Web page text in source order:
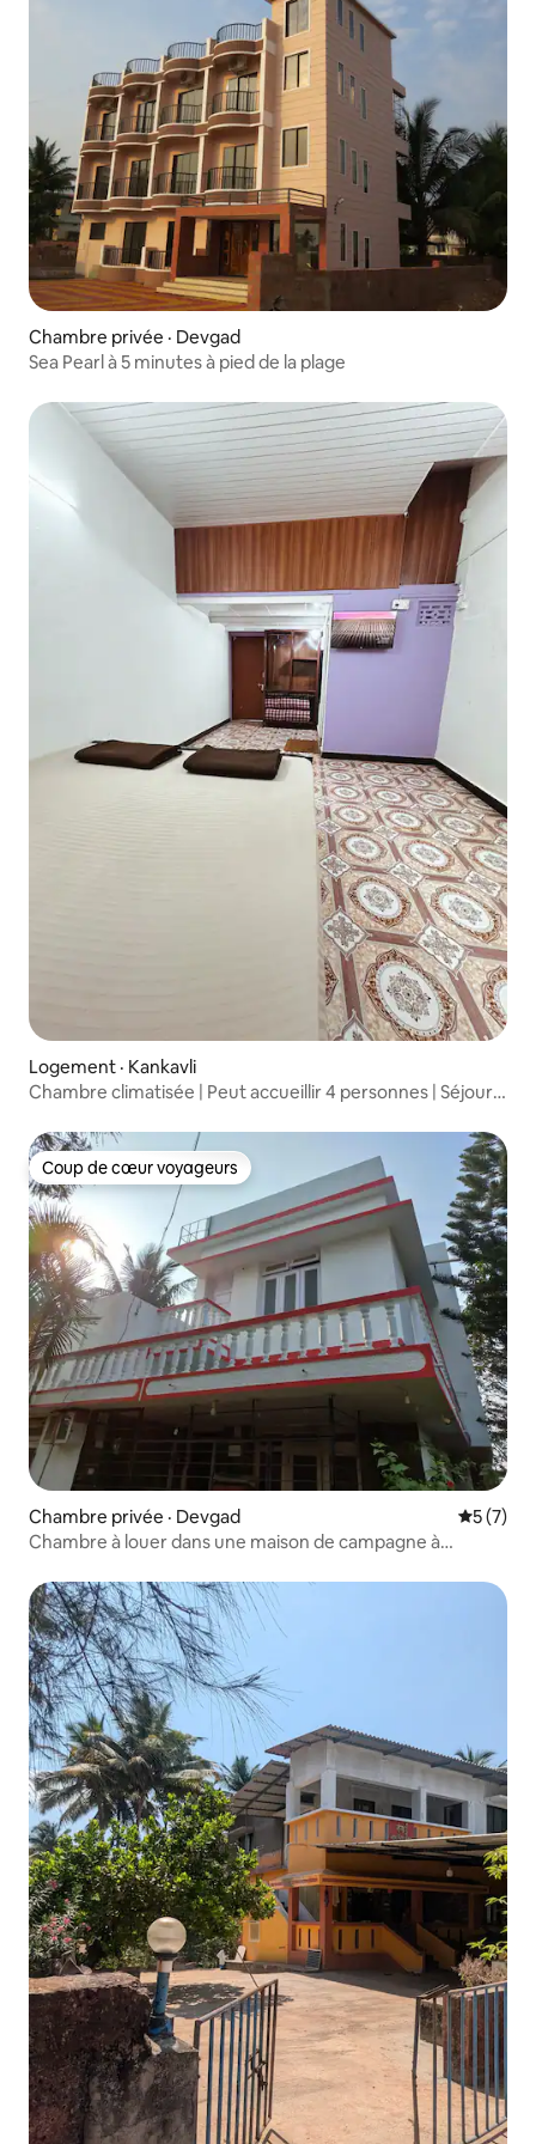
Chambre privée · Devgad
Sea Pearl à 5 minutes à pied de la plage
Logement · Kankavli
Chambre climatisée | Peut accueillir 4 personnes | Séjour
Coup de cœur voyageurs
Coup de cœur voyageurs
Chambre privée · Devgad Note
5 (7)
Chambre à louer dans une maison de campagne à